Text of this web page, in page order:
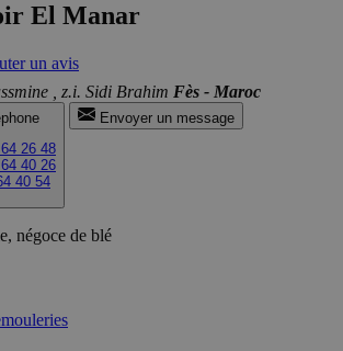
El Manar
un avis
, z.i. Sidi Brahim Fès - Maroc
26 48
40 26
40 54
Envoyer un message
négoce de blé